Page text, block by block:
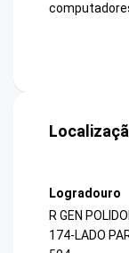
Logradouro
R GEN
174-LADO